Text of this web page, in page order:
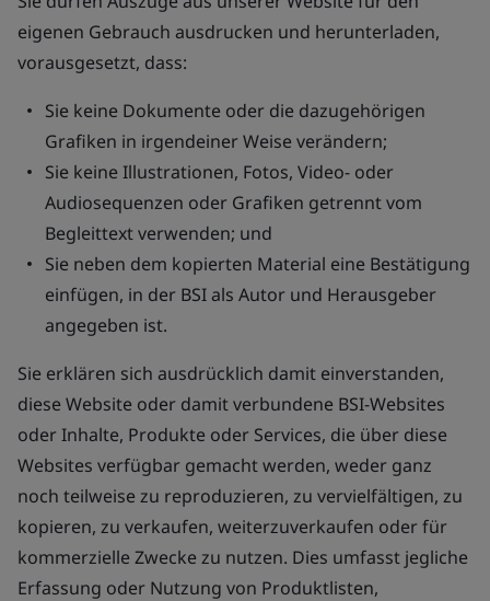
eigenen Gebrauch ausdrucken und herunterladen,
vorausgesetzt, dass:
Sie keine Dokumente oder die dazugehörigen
Grafiken in irgendeiner Weise verändern;
Sie keine Illustrationen, Fotos, Video- oder
Audiosequenzen oder Grafiken getrennt vom
Begleittext verwenden; und
Sie neben dem kopierten Material eine Bestätigung
einfügen, in der BSI als Autor und Herausgeber
angegeben ist.
Sie erklären sich ausdrücklich damit einverstanden,
diese Website oder damit verbundene BSI-Websites
oder Inhalte, Produkte oder Services, die über diese
Websites verfügbar gemacht werden, weder ganz
noch teilweise zu reproduzieren, zu vervielfältigen, zu
kopieren, zu verkaufen, weiterzuverkaufen oder für
kommerzielle Zwecke zu nutzen. Dies umfasst jegliche
Erfassung oder Nutzung von Produktlisten,